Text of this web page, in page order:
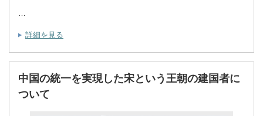
詳細を見る
中国の統一を実現した宋という王朝の建国者に
ついて